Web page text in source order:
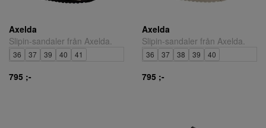
Axelda
Slipin-sandaler från Axelda.
36 37 39 40 41
795 ;-
Axelda
Slipin-sandaler från Axelda.
36 37 38 39 40
795 ;-